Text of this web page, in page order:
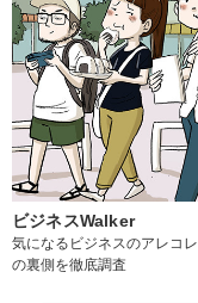
ビジネスWalker
気になるビジネスのアレコ
の裏側を徹底調査